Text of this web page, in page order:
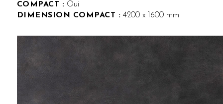
COMPACT : Oui
DIMENSION COMPACT : 4200 x 1600 mm